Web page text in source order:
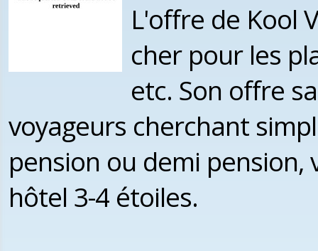
L'offre de Kool
cher pour les
etc. Son offre
voyageurs cherchant
pension ou demi
hôtel 3-4 étoiles.